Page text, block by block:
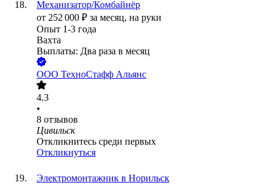
Механизатор/Комбайнёр
от 252 000 ₽ за месяц, на руки
Опыт 1-3 года
Вахта
Выплаты: Два раза в месяц
ООО ТехноСтафф Альянс
4.3
•
8 отзывов
Цивильск
Откликнитесь среди первых
Откликнуться
Электромонтажник в Норильск